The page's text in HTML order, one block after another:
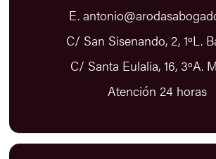
E.
C/ San Sisenando, 2, 1ºL.
C/ Santa Eulalia, 16, 3ºA.
Atención 24 horas